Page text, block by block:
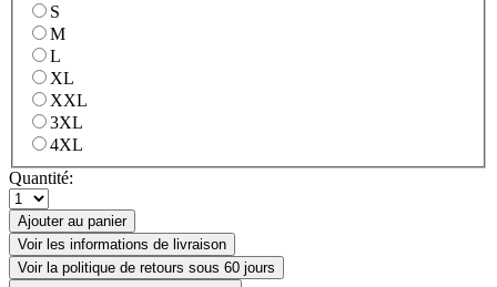
S
M
L
XL
XXL
3XL
4XL
Quantité:
Ajouter au panier
Voir les informations de livraison
Voir la politique de retours sous 60 jours